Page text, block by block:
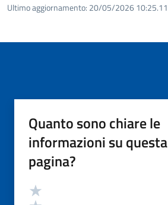
Ultimo aggiornamento: 20/05/2026 10:25.11
Quanto sono chiare le
informazioni su questa
pagina?
Valutazione